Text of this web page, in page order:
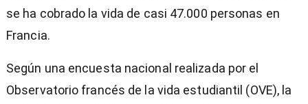
se ha cobrado la vida de casi 47.000 personas en
Francia.
Según una encuesta nacional realizada por el
Observatorio francés de la vida estudiantil (OVE), la